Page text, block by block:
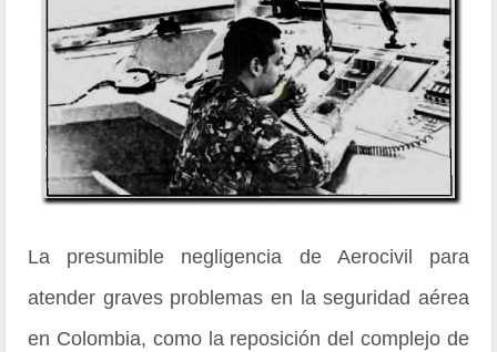
La presumible negligencia de Aerocivil para
atender graves problemas en la seguridad aérea
en Colombia, como la reposición del complejo de